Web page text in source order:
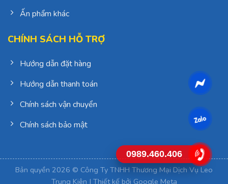
Ấn phẩm khác
CHÍNH SÁCH HỖ TRỢ
Hướng dẫn đặt hàng
Hướng dẫn thanh toán
Chính sách vận chuyển
Chính sách bảo mật
Bản quyền 2026 © Công Ty TNHH Thương Mại Dịch Vụ Leo
Trung Kiên | Thiết kế bởi Google Meta
0989.460.406